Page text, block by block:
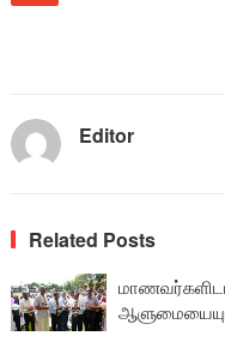
Editor
Related Posts